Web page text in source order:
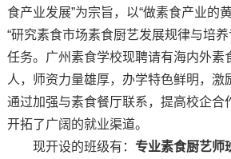
食产业发展”为宗旨，以“做素食产业的
“研究素食市场素食厨艺发展规律与培
任务。广州素食学校现聘请有海内外素
人，师资力量雄厚，办学特色鲜明，激
通过加强与素食餐厅联系，提高校企合
开拓了广阔的就业渠道。
现开设的班级有： 专业素食厨艺师